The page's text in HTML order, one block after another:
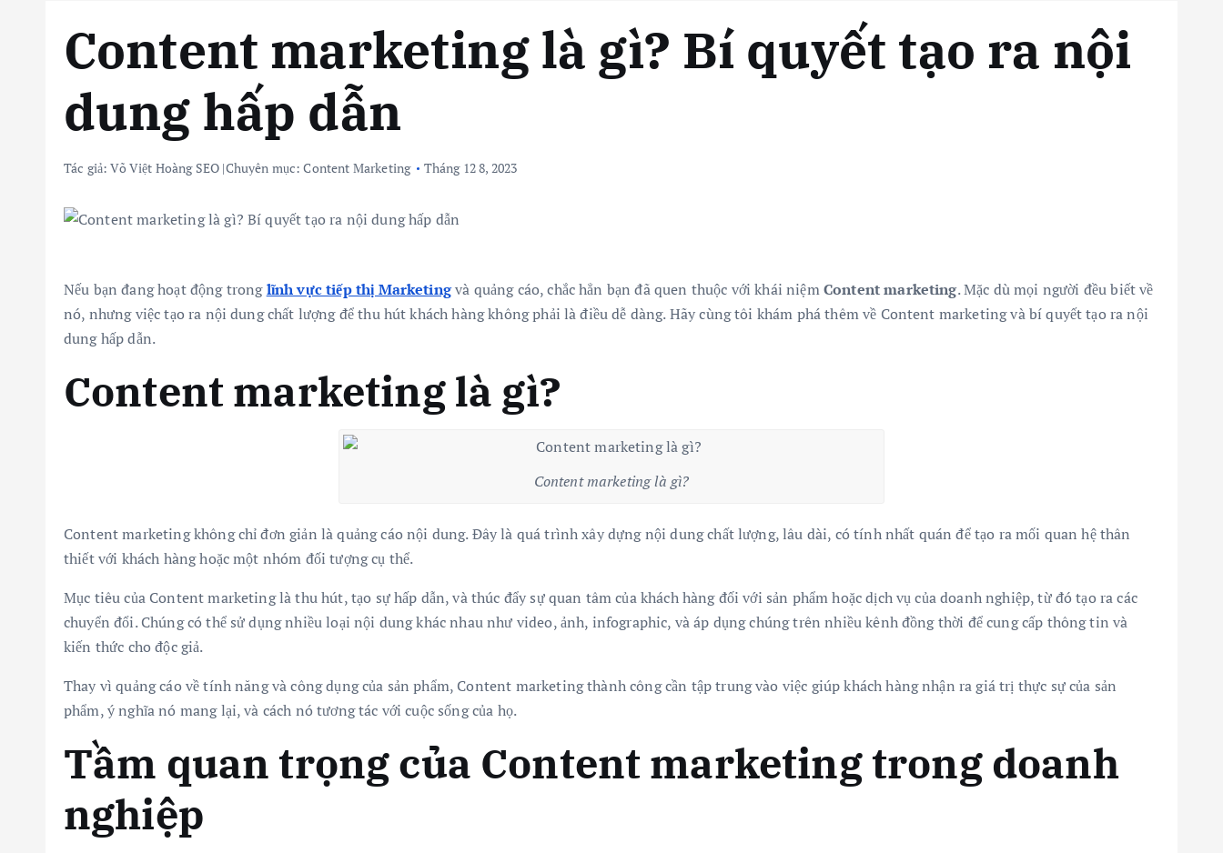
Content marketing là gì? Bí quyết tạo ra nội
dung hấp dẫn
Tác giả:Võ Việt Hoàng SEO |Chuyên mục:Content Marketing Tháng 12 8, 2023
Nếu bạn đang hoạt động tronglĩnh vực tiếp thị Marketingvà quảng cáo, chắc hẳn bạn đã quen thuộc với khái niệmContent marketing. Mặc dù mọi người đều biết về
nó, nhưng việc tạo ra nội dung chất lượng để thu hút khách hàng không phải là điều dễ dàng. Hãy cùng tôi khám phá thêm về Content marketing và bí quyết tạo ra nội
dung hấp dẫn.
Content marketing là gì?
Content marketing là gì?
Content marketing không chỉ đơn giản là quảng cáo nội dung. Đây là quá trình xây dựng nội dung chất lượng, lâu dài, có tính nhất quán để tạo ra mối quan hệ thân
thiết với khách hàng hoặc một nhóm đối tượng cụ thể.
Mục tiêu của Content marketing là thu hút, tạo sự hấp dẫn, và thúc đẩy sự quan tâm của khách hàng đối với sản phẩm hoặc dịch vụ của doanh nghiệp, từ đó tạo ra các
chuyển đổi. Chúng có thể sử dụng nhiều loại nội dung khác nhau như video, ảnh, infographic, và áp dụng chúng trên nhiều kênh đồng thời để cung cấp thông tin và
kiến thức cho độc giả.
Thay vì quảng cáo về tính năng và công dụng của sản phẩm, Content marketing thành công cần tập trung vào việc giúp khách hàng nhận ra giá trị thực sự của sản
phẩm, ý nghĩa nó mang lại, và cách nó tương tác với cuộc sống của họ.
Tầm quan trọng của Content marketing trong doanh
nghiệp